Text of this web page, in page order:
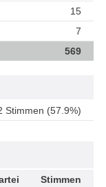
15
7
569
Stimmen (57.9%)
Stimmen